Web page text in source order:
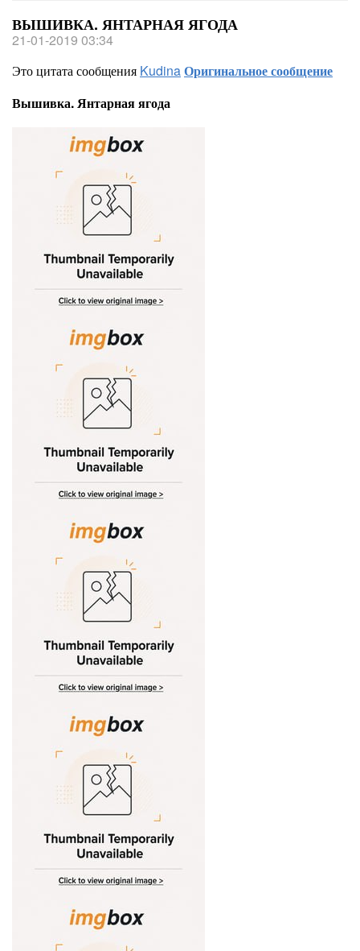
ВЫШИВКА. ЯНТАРНАЯ ЯГОДА
21-01-2019 03:34
Это цитата сообщения KudinaОригинальное сообщение
Вышивка. Янтарная ягода